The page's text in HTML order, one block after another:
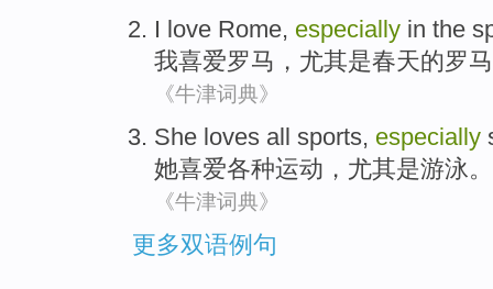
I love Rome, especially in the
我喜爱罗马 ， 尤其是春天的罗
《牛津词典》
She loves all sports, especially
她喜爱各种运动 ， 尤其是游泳。
《牛津词典》
更多双语例句